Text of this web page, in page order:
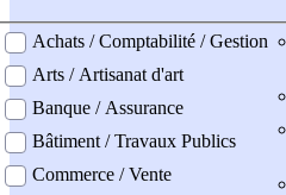
professionel
Achats / Comptabilité / Gestion
Arts / Artisanat d'art
Banque / Assurance
Bâtiment / Travaux Publics
Commerce / Vente